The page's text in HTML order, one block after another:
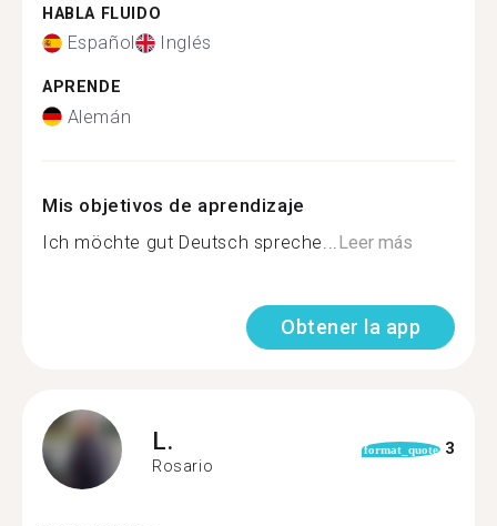
HABLA FLUIDO
Español Inglés
APRENDE
Alemán
Mis objetivos de aprendizaje
Ich möchte gut Deutsch spreche... Leer más
Obtener la app
L.
Rosario
format_quote 3